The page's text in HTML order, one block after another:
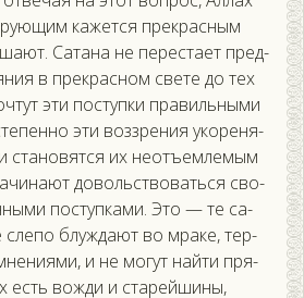
ка­жет­ся прек­расным
Са­тана не пе­рес­та­ет пред­
в прек­расном све­те до тех
эти пос­тупки пра­виль­ны­ми
эти воз­зре­ния уко­реня­
ста­новят­ся их не­отъ­ем­ле­мым
до­воль­ство­вать­ся сво­
пос­тупка­ми. Это — те са­
блуж­да­ют во мра­ке, тер­
и не мо­гут най­ти пря­
есть вож­ди и ста­рей­ши­ны,